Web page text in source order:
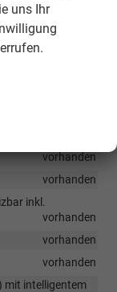
vorhanden
vorhanden
und
vorhanden
vorhanden
inkl.
vorhanden
vorhanden
vorhanden
mit intelligentem
uns Ihr